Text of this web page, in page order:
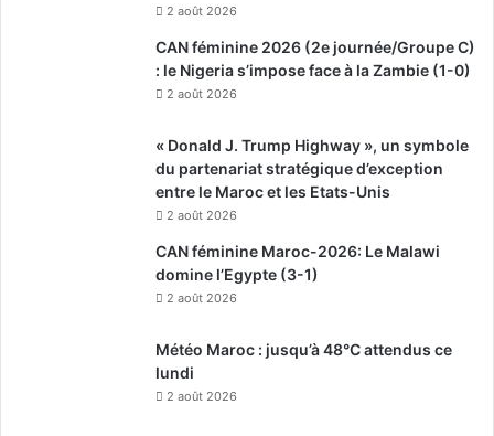
2 août 2026
CAN féminine 2026 (2e journée/Groupe C)
: le Nigeria s’impose face à la Zambie (1-0)
2 août 2026
« Donald J. Trump Highway », un symbole
du partenariat stratégique d’exception
entre le Maroc et les Etats-Unis
2 août 2026
CAN féminine Maroc-2026: Le Malawi
domine l’Egypte (3-1)
2 août 2026
Météo Maroc : jusqu’à 48°C attendus ce
lundi
2 août 2026